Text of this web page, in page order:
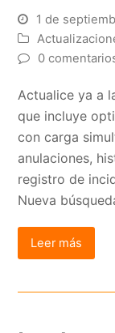
1 de
0
Actualice ya a
que incluye
con carga
anulaciones,
registro de
Nueva
Leer más